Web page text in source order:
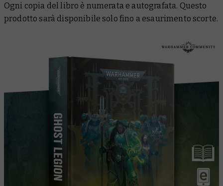
Ogni copia del libro è numerata e autografata. Questo
prodotto sarà disponibile solo fino a esaurimento scorte.